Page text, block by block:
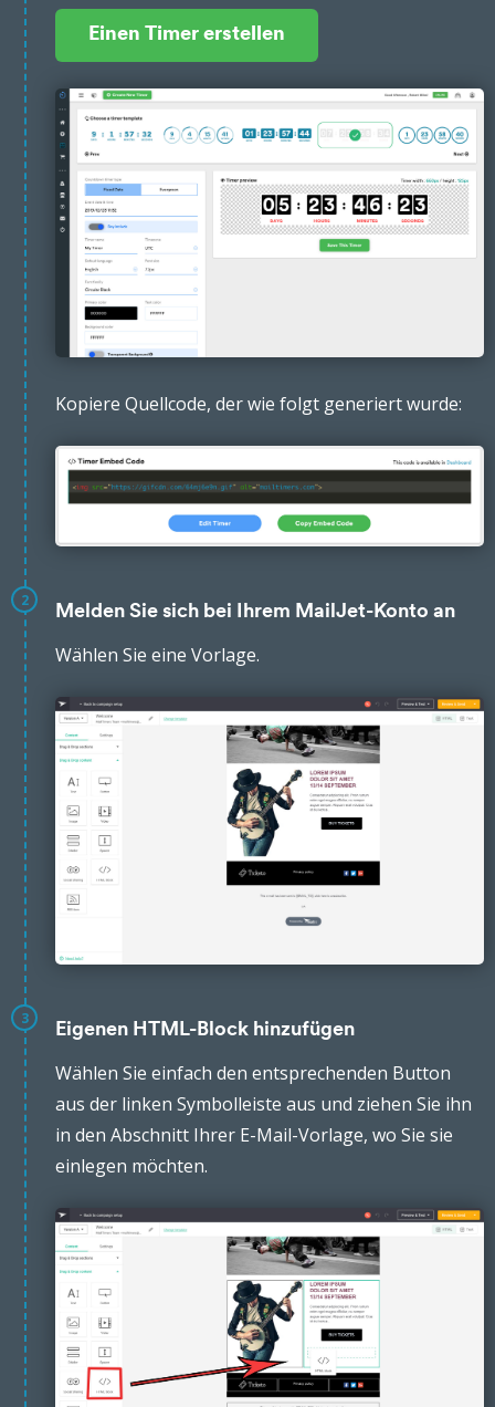
Einen Timer erstellen
Kopiere Quellcode, der wie folgt generiert wurde:
2
Melden Sie sich bei Ihrem MailJet-Konto an
Wählen Sie eine Vorlage.
3
Eigenen HTML-Block hinzufügen
Wählen Sie einfach den entsprechenden Button
aus der linken Symbolleiste aus und ziehen Sie ihn
in den Abschnitt Ihrer E-Mail-Vorlage, wo Sie sie
einlegen möchten.